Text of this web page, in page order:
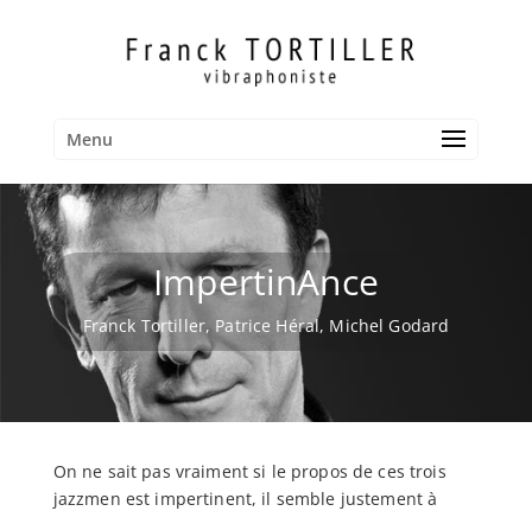
Menu
ImpertinAnce
Franck Tortiller, Patrice Héral, Michel Godard
On ne sait pas vraiment si le propos de ces trois
jazzmen est impertinent, il semble justement à